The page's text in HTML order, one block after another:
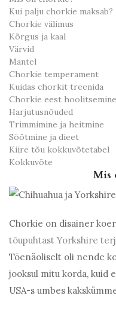
Kui palju chorkie maksab?
Chorkie välimus
Kõrgus ja kaal
Värvid
Mantel
Chorkie temperament
Kuidas chorkit treenida
Chorkie eest hoolitsemine
Harjutusnõuded
Trimmimine ja heitmine
Söötmine ja dieet
Kiire tõu kokkuvõtetabel
Kokkuvõte
Mis
Chorkie on disainer
tõupuhtast Yorkshire
Tõenäoliselt oli nende
jooksul mitu korda, kuid
USA-s umbes